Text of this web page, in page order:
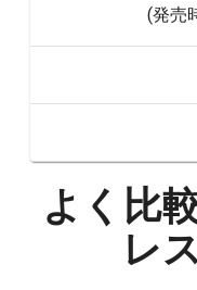
(発売
よく比
レ